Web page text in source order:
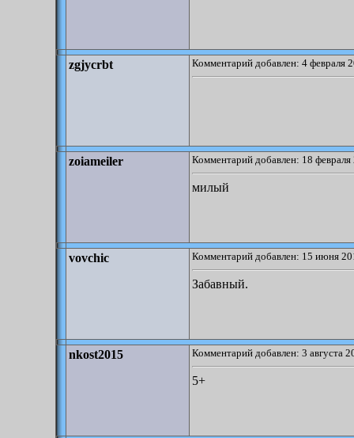
zgjycrbt Комментарий добавлен: 4 февраля
zoiameiler Комментарий добавлен: 18
милый
vovchic Комментарий добавлен: 15 июня
Забавный.
nkost2015 Комментарий добавлен: 3 августа
5+